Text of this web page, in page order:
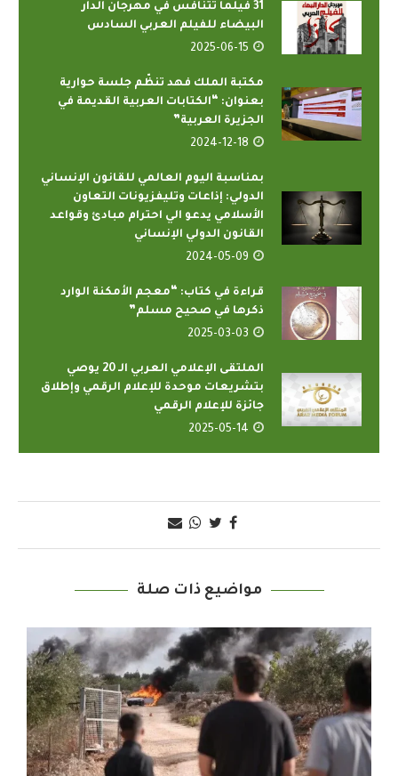
31 فيلما تتنافس في مهرجان الدار
البيضاء للفيلم العربي السادس
2025-06-15
مكتبة الملك فهد تنظّم جلسة حوارية
بعنوان: “الكتابات العربية القديمة في
الجزيرة العربية”
2024-12-18
بمناسبة اليوم العالمي للقانون الإنساني
الدولي: إذاعات وتليفزيونات التعاون
الأسلامي يدعو الي احترام مبادئ وقواعد
القانون الدولي الإنساني
2024-05-09
قراءة في كتاب: “معجم الأمكنة الوارد
ذكرها في صحيح مسلم”
2025-03-03
الملتقى الإعلامي العربي الـ 20 يوصي
بتشريعات موحدة للإعلام الرقمي وإطلاق
جائزة للإعلام الرقمي
2025-05-14
مواضيع ذات صلة